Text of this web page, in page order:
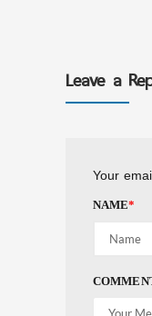
Leave a
Your
NAME*